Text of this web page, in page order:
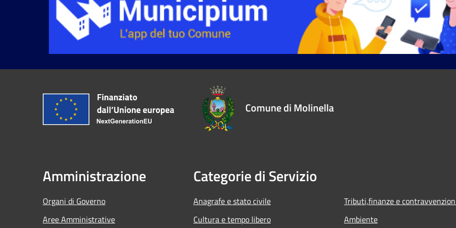
Comune di Molinella
Amministrazione
Organi di Governo
Aree Amministrative
Categorie di Servizio
Anagrafe e stato civile
Cultura e tempo libero
Tributi,finanze e
Ambiente